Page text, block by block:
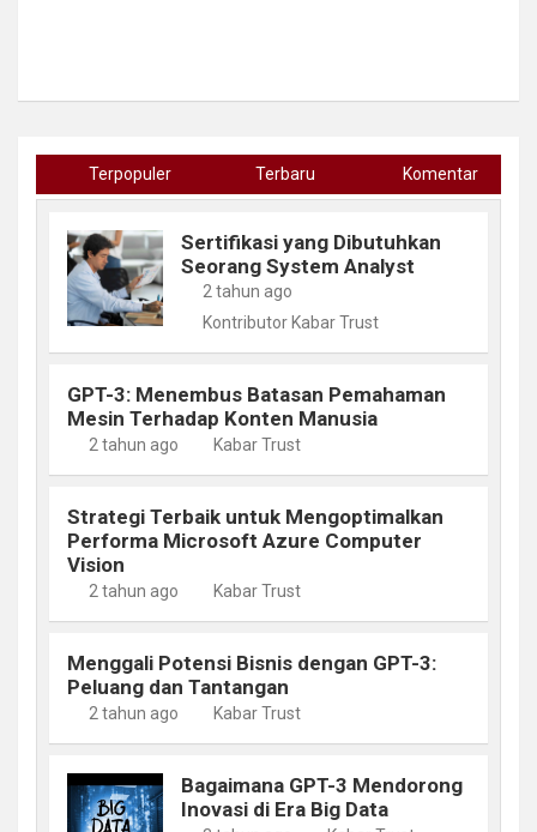
Terpopuler Terbaru Komentar
Sertifikasi yang Dibutuhkan
Seorang System Analyst
2 tahun ago
Kontributor Kabar Trust
GPT-3: Menembus Batasan Pemahaman
Mesin Terhadap Konten Manusia
2 tahun ago Kabar Trust
Strategi Terbaik untuk Mengoptimalkan
Performa Microsoft Azure Computer
Vision
2 tahun ago Kabar Trust
Menggali Potensi Bisnis dengan GPT-3:
Peluang dan Tantangan
2 tahun ago Kabar Trust
Bagaimana GPT-3 Mendorong
Inovasi di Era Big Data